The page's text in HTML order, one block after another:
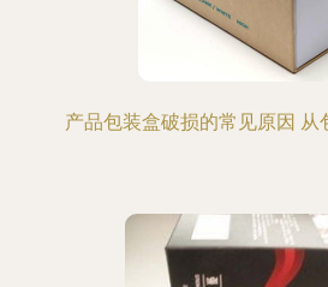
产品包装盒破损的常见原因 从